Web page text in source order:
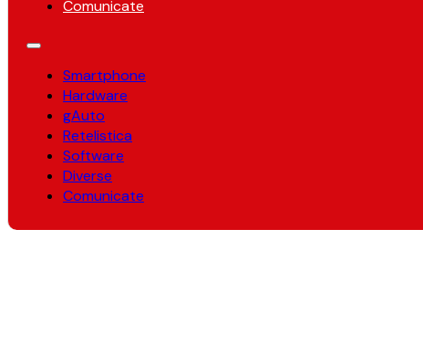
Comunicate
Smartphone
Hardware
gAuto
Retelistica
Software
Diverse
Comunicate